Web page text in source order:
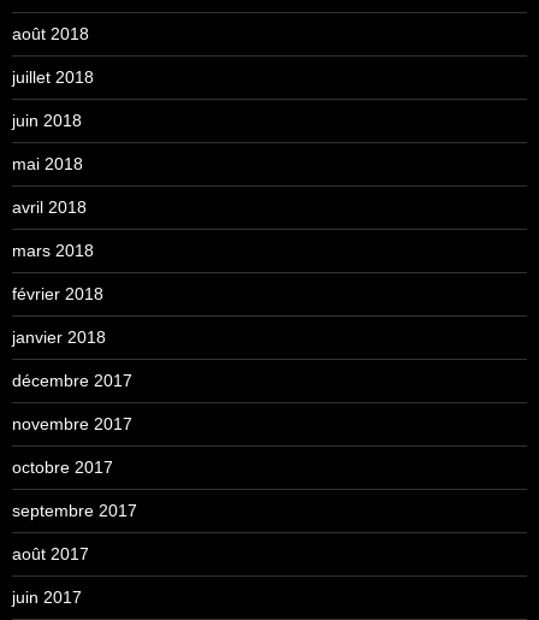
août 2018
juillet 2018
juin 2018
mai 2018
avril 2018
mars 2018
février 2018
janvier 2018
décembre 2017
novembre 2017
octobre 2017
septembre 2017
août 2017
juin 2017